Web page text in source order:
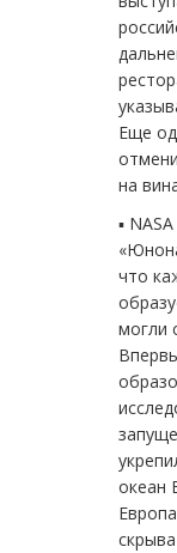
Еще
на
▪️
что
могли
океан